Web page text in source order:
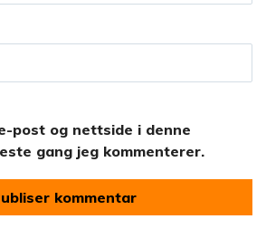
post og nettside i denne
gang jeg kommenterer.